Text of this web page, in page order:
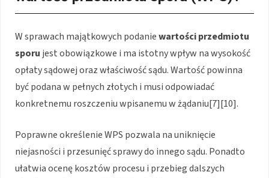
W sprawach majątkowych podaniewartości przedmiotu
sporu jest obowiązkowe i ma istotny wpływ na wysokość
opłaty sądowej oraz właściwość sądu. Wartość powinna
być podana w pełnych złotych i musi odpowiadać
konkretnemu roszczeniu wpisanemu w żądaniu[7][10].
Poprawne określenie WPS pozwala na uniknięcie
niejasności i przesunięć sprawy do innego sądu. Ponadto
ułatwia ocenę kosztów procesu i przebieg dalszych